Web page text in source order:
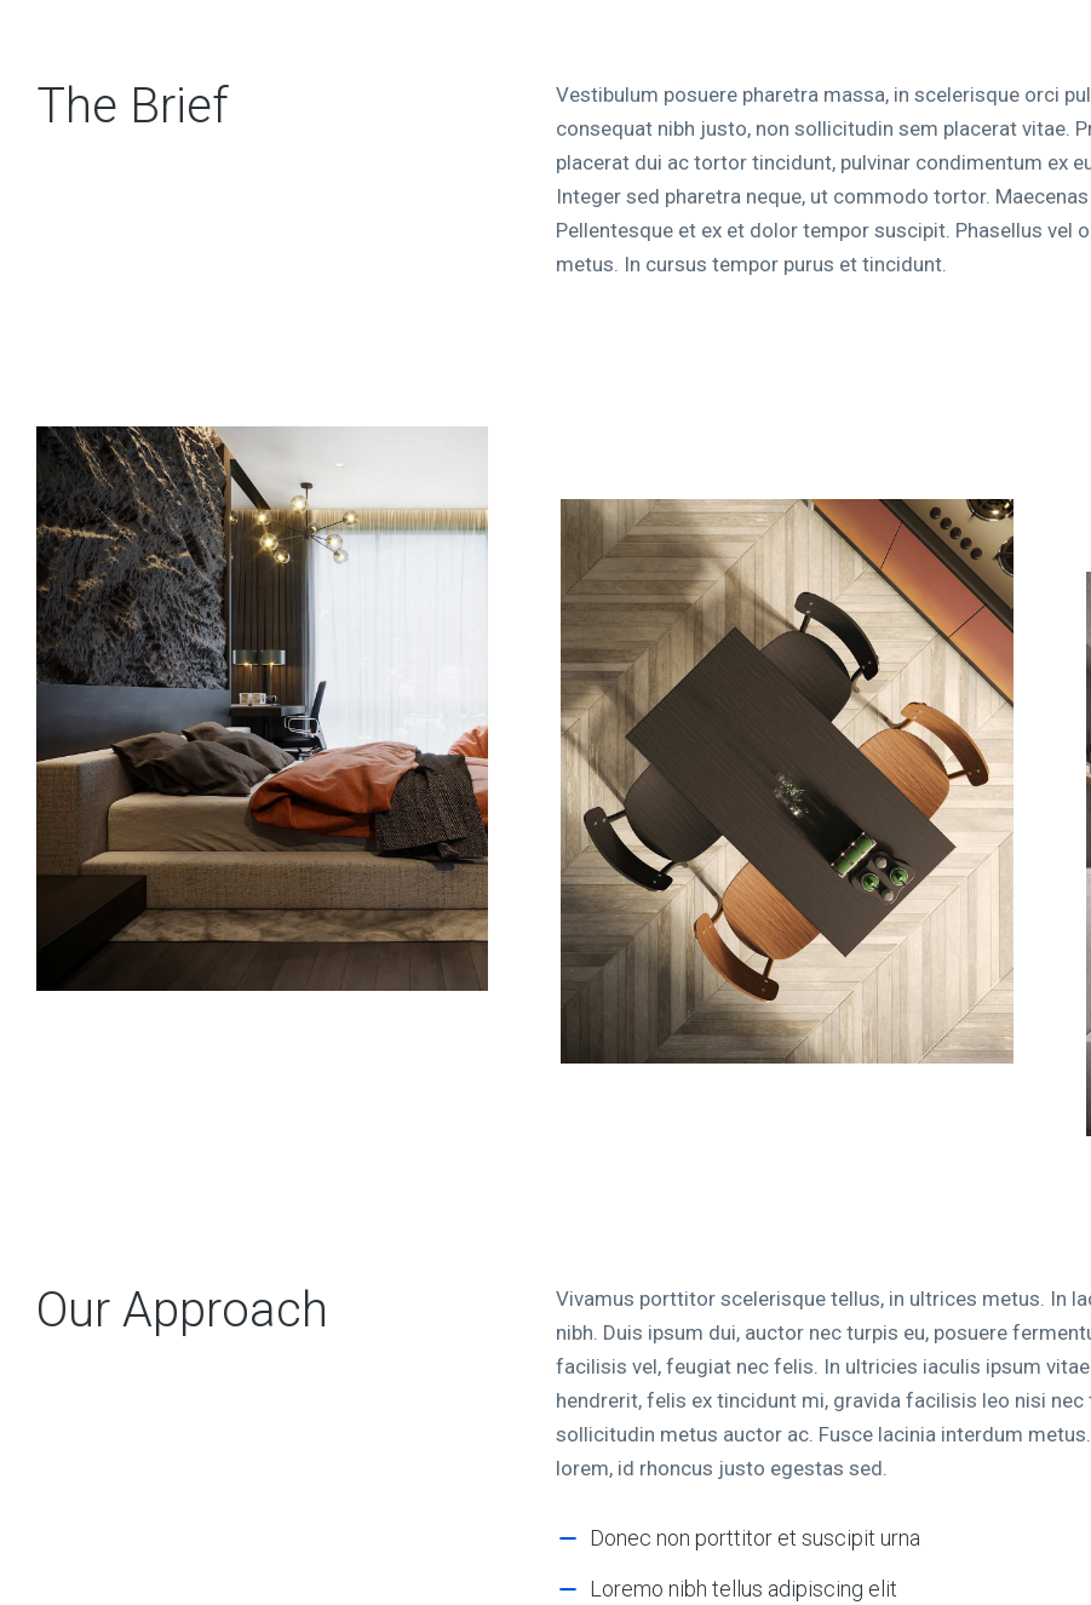
The Brief
Vestibulum posuere pharetra massa, in scelerisque orci
consequat nibh justo, non sollicitudin sem placerat vitae.
placerat dui ac tortor tincidunt, pulvinar condimentum ex
Integer sed pharetra neque, ut commodo tortor.
Pellentesque et ex et dolor tempor suscipit. Phasellus vel
metus. In cursus tempor purus et tincidunt.
Our Approach
Vivamus porttitor scelerisque tellus, in ultrices metus. In
nibh. Duis ipsum dui, auctor nec turpis eu, posuere
facilisis vel, feugiat nec felis. In ultricies iaculis ipsum
hendrerit, felis ex tincidunt mi, gravida facilisis leo nisi
sollicitudin metus auctor ac. Fusce lacinia interdum
lorem, id rhoncus justo egestas sed.
Donec non porttitor et suscipit urna
Loremo nibh tellus adipiscing elit